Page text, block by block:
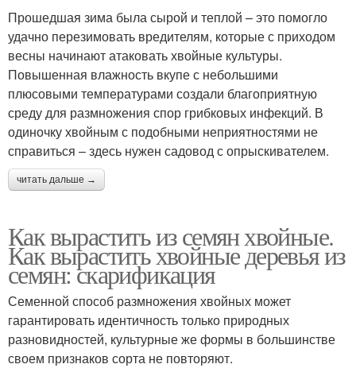
Прошедшая зима была сырой и теплой – это помогло
удачно перезимовать вредителям, которые с приходом
весны начинают атаковать хвойные культуры.
Повышенная влажность вкупе с небольшими
плюсовыми температурами создали благоприятную
среду для размножения спор грибковых инфекций. В
одиночку хвойным с подобными неприятностями не
справиться – здесь нужен садовод с опрыскивателем.
читать дальше →
Как вырастить из семян хвойные.
Как вырастить хвойные деревья из
семян: скарификация
Семенной способ размножения хвойных может
гарантировать идентичность только природных
разновидностей, культурные же формы в большинстве
своем признаков сорта не повторяют.